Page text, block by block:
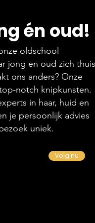
én oud!
oldschool
jong en oud zich thuis
ons anders? Onze
notch knipkunsten.
in haar, huid en
je persoonlijk advies
uniek.
Volg nu